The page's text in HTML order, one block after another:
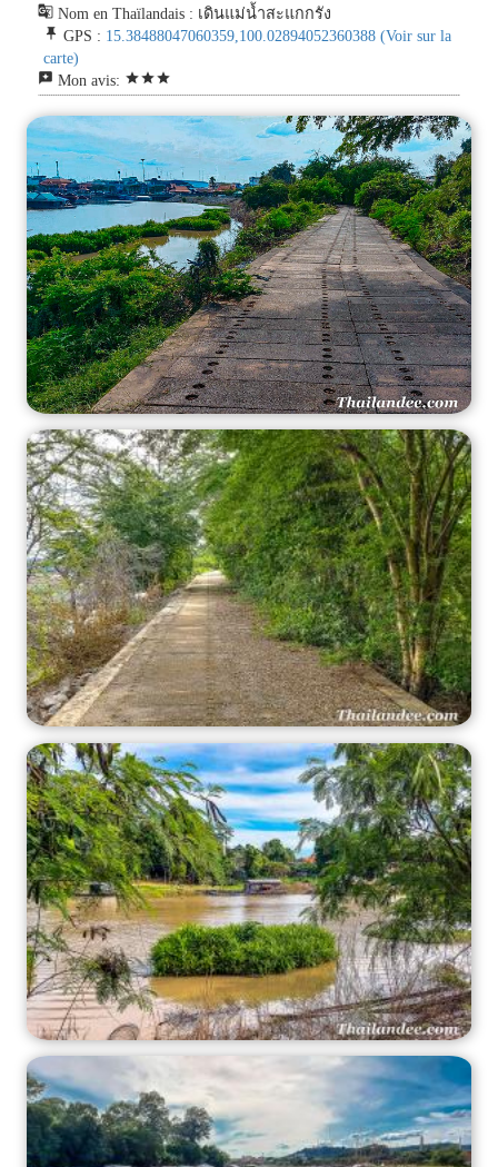
g_translate Nom en Thaïlandais : เดินแม่น้ำสะแกกรัง
push_pin GPS : 15.38488047060359,100.02894052360388 (Voir sur la
carte)
reviews Mon avis: starstarstar